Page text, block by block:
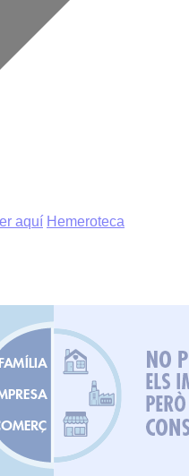
aquí Hemeroteca